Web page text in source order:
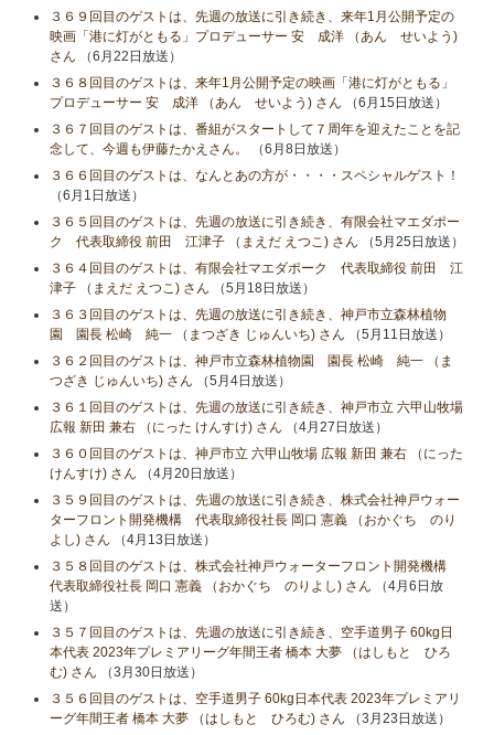
３６９回目のゲストは、先週の放送に引き続き、来年1月公開予定の
映画「港に灯がともる」プロデューサー 安 成洋 （あん せいよう)
さん （6月22日放送）
３６８回目のゲストは、来年1月公開予定の映画「港に灯がともる」
プロデューサー 安 成洋 （あん せいよう) さん （6月15日放送）
３６７回目のゲストは、番組がスタートして７周年を迎えたことを記
念して、今週も伊藤たかえさん。
（6月8日放送）
３６６回目のゲストは、なんとあの方が・・・・スペシャルゲスト！
（6月1日放送）
３６５回目のゲストは、先週の放送に引き続き、有限会社マエダポー
ク 代表取締役 前田 江津子 （まえだ えつこ) さん （5月25日放送）
３６４回目のゲストは、有限会社マエダポーク 代表取締役 前田 江
津子 （まえだ えつこ) さん （5月18日放送）
３６３回目のゲストは、先週の放送に引き続き、神戸市立森林植物
園 園長 松崎 純一 （まつざき じゅんいち) さん （5月11日放送）
３６２回目のゲストは、神戸市立森林植物園 園長 松崎 純一 （ま
つざき じゅんいち) さん （5月4日放送）
３６１回目のゲストは、先週の放送に引き続き、神戸市立 六甲山牧場
広報 新田 兼右 （にった けんすけ) さん （4月27日放送）
３６０回目のゲストは、神戸市立 六甲山牧場 広報 新田 兼右 （にった
けんすけ) さん （4月20日放送）
３５９回目のゲストは、先週の放送に引き続き、株式会社神戸ウォー
ターフロント開発機構 代表取締役社長 岡口 憲義 （おかぐち のり
よし) さん （4月13日放送）
３５８回目のゲストは、株式会社神戸ウォーターフロント開発機構
代表取締役社長 岡口 憲義 （おかぐち のりよし) さん （4月6日放
送）
３５７回目のゲストは、先週の放送に引き続き、空手道男子 60kg日
本代表 2023年プレミアリーグ年間王者 橋本 大夢 （はしもと ひろ
む) さん （3月30日放送）
３５６回目のゲストは、空手道男子 60kg日本代表 2023年プレミアリ
ーグ年間王者 橋本 大夢 （はしもと ひろむ) さん （3月23日放送）